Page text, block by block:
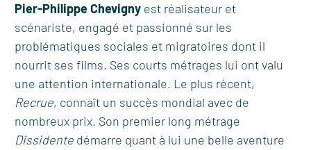
Pier-Philippe Chevignyest réalisateur et
scénariste, engagé et passionné sur les
problématiques sociales et migratoires dont il
nourrit ses films. Ses courts métrages lui ont valu
une attention internationale. Le plus récent,
Recrue, connaît un succès mondial avec de
nombreux prix. Son premier long métrage
Dissidentedémarre quant à lui une belle aventure